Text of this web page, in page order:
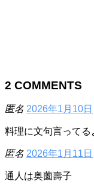
2 COMMENTS
匿名 2026年1月10日
料理に文句言って
匿名 2026年1月11日
通人は奥薗壽子